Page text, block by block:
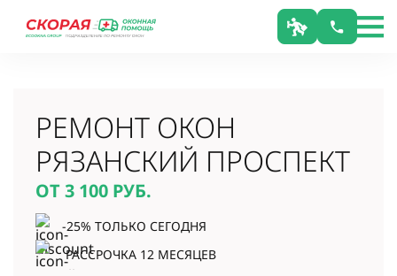
РЕМОНТ ОКОН
РЯЗАНСКИЙ ПРОСПЕКТ
ОТ 3 100 РУБ.
-25% ТОЛЬКО СЕГОДНЯ
РАССРОЧКА 12 МЕСЯЦЕВ